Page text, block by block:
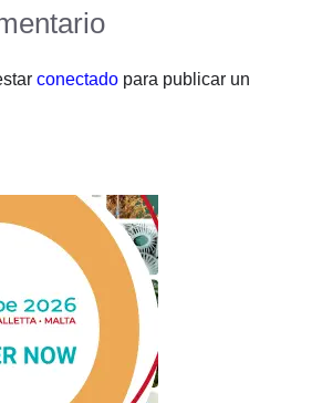
conectado para publicar un